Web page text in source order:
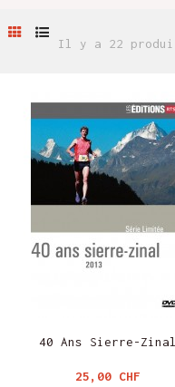
Il y a 22
40 Ans Sierre-Zinal
Prix
25,00 CHF